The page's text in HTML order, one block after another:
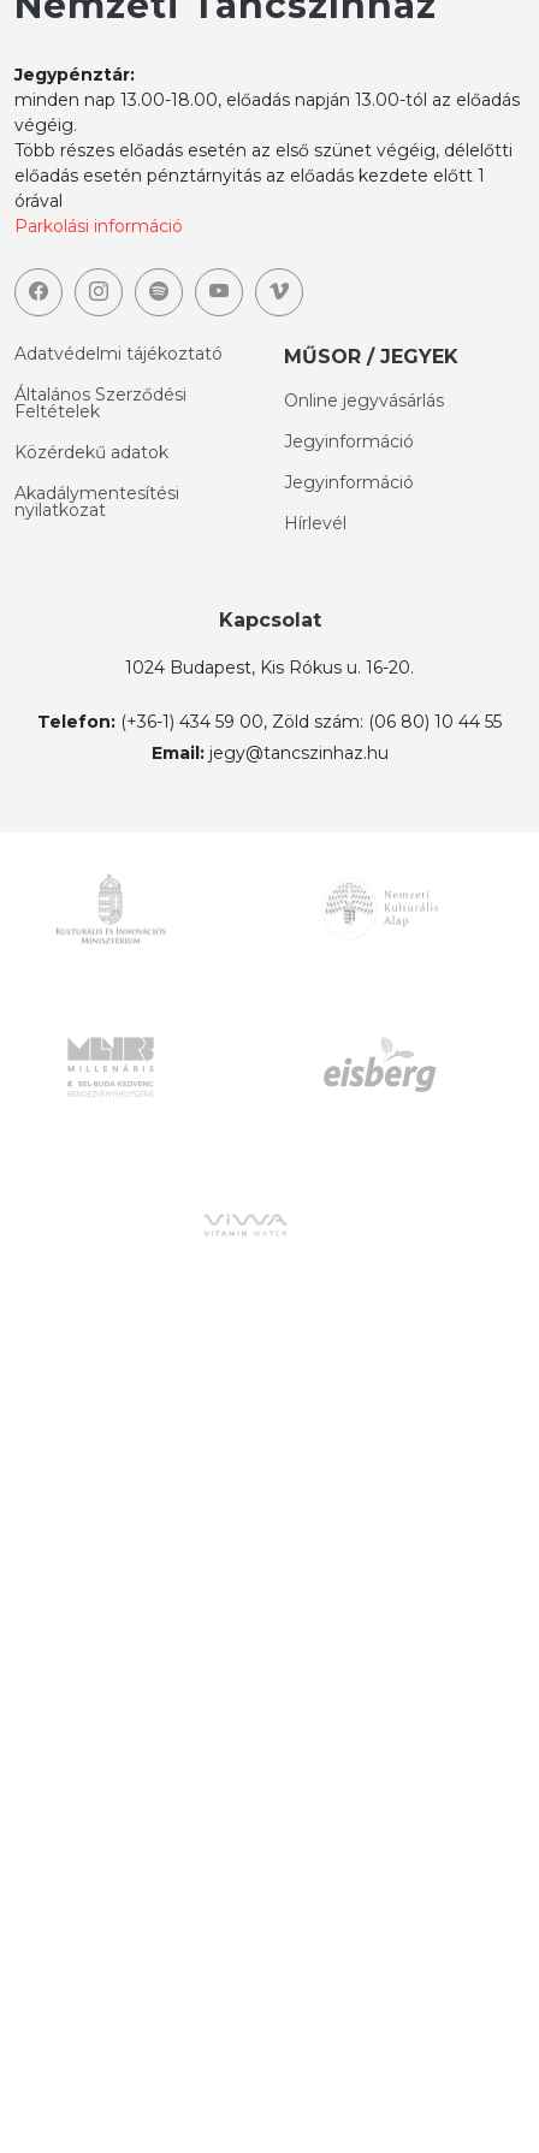
Jegypénztár:
minden nap 13.00-18.00, előadás napján 13.00-tól az előadás
végéig.
Több részes előadás esetén az első szünet végéig, délelőtti
előadás esetén pénztárnyitás az előadás kezdete előtt 1
órával
Parkolási információ
Adatvédelmi tájékoztató
Általános Szerződési
Feltételek
Közérdekű adatok
Akadálymentesítési
nyilatkozat
MŰSOR / JEGYEK
Online jegyvásárlás
Jegyinformáció
Jegyinformáció
Hírlevél
Kapcsolat
1024 Budapest, Kis Rókus u. 16-20.
Telefon: (+36-1) 434 59 00, Zöld szám: (06 80) 10 44 55
Email: jegy@tancszinhaz.hu